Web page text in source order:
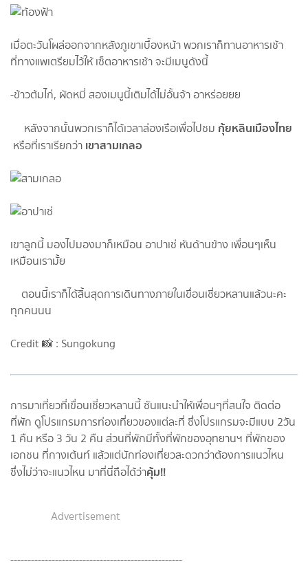
เมื่อตะวันโผล่ออกจากหลังภูเขาเบื้องหน้า​ พวกเราก็ทานอาหารเช้า​
ที่ทางแพเตรียมไว้ให้​ เซ็ตอาหารเช้า​ จะมีเมนูดังนี้​
-ข้าวต้มไก่, ผัดหมี่​ สองเมนูนี้เติมได้ไม่อั้นจ้า​ อาหร่อยยย
หลังจากนั้นพวกเราก็ได้เวลาล่องเรือเพื่อไปชม​ กุ้ยหลิน​เมือง​ไทย​
หรือที่เราเรียกว่า​ เขาสามเกลอ
เขาลูกนี้​ มองไปมองมาก็​เหมือน​ อาปาเช่​ หันด้านข้าง​ เพื่อนๆเห็น
เหมือนเรามั้ย
ตอนนี้เราก็ได้สิ้นสุดการเดินทางภายในเขื่อนเชี่ยวหลานแล้วนะคะ
ทุกคนนน​
Credit​ 📸 : Sungokung
การมาเที่ยวที่เขื่อนเชี่ยวหลานนี้​ ซันแนะนำให้เพื่อนๆที่สนใจ​ ติดต่อ
ที่พัก​ ดูโปรแกรมการท่องเที่ยวของแต่ละที่​ ซึ่งโปรแกรมจะมีแบบ 2​วัน​
1​ คืน​ หรือ​ 3​ วัน​ 2​ คืน​ ส่วนที่พักมีทั้งที่พักของอุทยานฯ​ ที่พักของ
เอกชน​ ที่กางเต้นท์​ แล้วแต่นักท่องเที่ยวสะดวก​ว่าต้องการแนวไหน​
ซึ่งไม่ว่าจะแนวไหน​ มาที่นี่ถือได้ว่าคุ้ม​​​​​​!!
Advertisement
--------------------------------------------------